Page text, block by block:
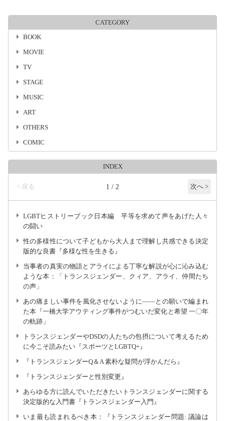
CATEGORY
BOOK
MOVIE
TV
STAGE
MUSIC
ART
OTHERS
COMIC
INDEX
< 戻る 1 / 2 次へ >
LGBTヒストリーブック日本編 平等を求めて声をあげた人々
の闘い
性の多様性について子どもから大人まで理解し共感できる決定
版的な良書『多様な性を生きる』
当事者の真実の物語とアライによる丁寧な解説が心に沁み込む
ような本：「トランスジェンダー、クィア、アライ、仲間たち
の声」
あの痛ましい事件を風化させないように――との願いで編まれ
た本『一橋大学アウティング事件がつむいだ変化と希望 一〇年
の軌跡」
トランスジェンダーやDSDの人たちの包摂について考えるため
に今こそ読みたい『スポーツとLGBTQ+』
『トランスジェンダーQ＆A 素朴な疑問が浮かんだら』
『トランスジェンダーと性別変更』
あらゆる方に読んでいただきたいトランスジェンダーに関する
決定版的な入門書『トランスジェンダー入門』
いま最も読まれるべき本：『トランスジェンダー問題: 議論は